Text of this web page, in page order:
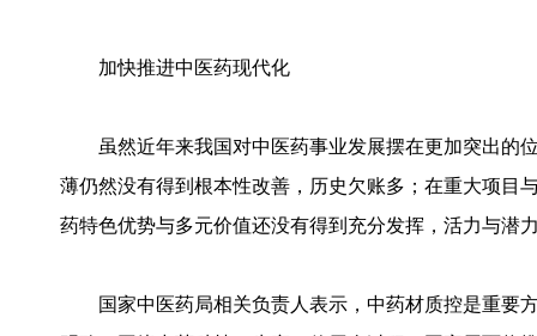
加快推进中医药现代化
虽然近年来我国对中医药事业发展摆在更加突出的
薄仍然没有得到根本性改善，历史欠账多；在重大项目
药特色优势与多元价值还没有得到充分发挥，活力与潜
国家中医药局相关负责人表示，中药材质控是重要